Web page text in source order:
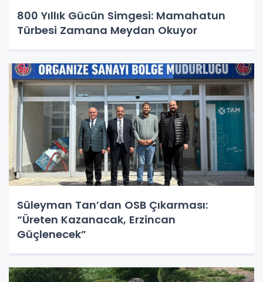
800 Yıllık Gücün Simgesi: Mamahatun
Türbesi Zamana Meydan Okuyor
Süleyman Tan’dan OSB Çıkarması:
“Üreten Kazanacak, Erzincan
Güçlenecek”